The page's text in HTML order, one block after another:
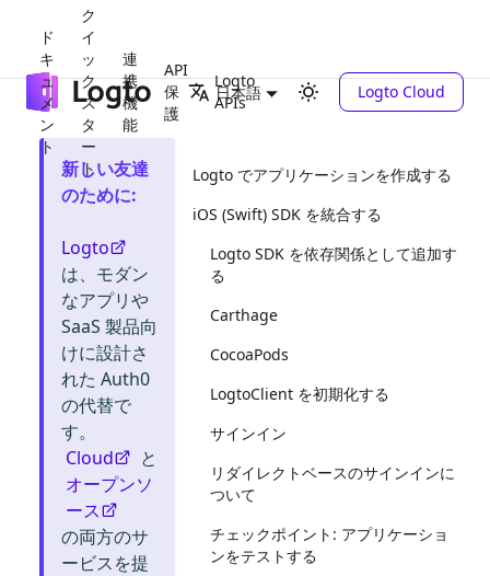
ド
キ
ュ
メ
ン
ト
ク
イ
ッ
ク
ス
タ
ー
ト
連
携
機
能
API
保
護
Logto
APIs
日本語 Logto Cloud
新しい友達
のために:
Logto
は、モダン
なアプリや
SaaS 製品向
けに設計さ
れた Auth0
の代替で
す。
Cloud
と
オープンソ
ース
の両方のサ
ービスを提
Logto でアプリケーションを作成する
iOS (Swift) SDK を統合する
Logto SDK を依存関係として追加す
る
Carthage
CocoaPods
LogtoClient を初期化する
サインイン
リダイレクトベースのサインインに
ついて
チェックポイント: アプリケーショ
ンをテストする